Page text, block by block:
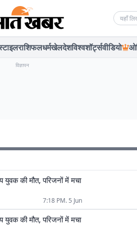
राशिफलधर्मखेलदेशविश्वशॉर्ट्सवीडियो
विज्ञापन
युवक की मौत, परिजनों में मचा
7:18 PM. 5 Jun
युवक की मौत, परिजनों में मचा